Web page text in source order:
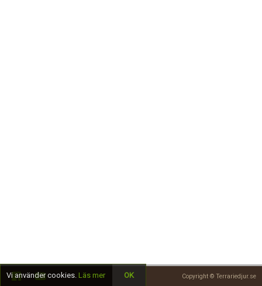
Copyright © Terrariedjur.se
Vi använder cookies. Läs mer OK